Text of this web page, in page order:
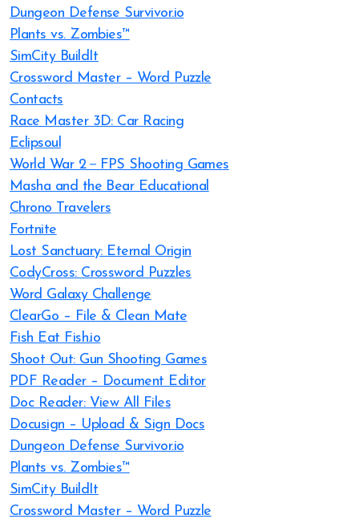
Dungeon Defense Survivor.io
Plants vs. Zombies™
SimCity BuildIt
Crossword Master – Word Puzzle
Contacts
Race Master 3D: Car Racing
Eclipsoul
World War 2－FPS Shooting Games
Masha and the Bear Educational
Chrono Travelers
Fortnite
Lost Sanctuary: Eternal Origin
CodyCross: Crossword Puzzles
Word Galaxy Challenge
ClearGo – File & Clean Mate
Fish Eat Fish.io
Shoot Out: Gun Shooting Games
PDF Reader – Document Editor
Doc Reader: View All Files
Docusign – Upload & Sign Docs
Dungeon Defense Survivor.io
Plants vs. Zombies™
SimCity BuildIt
Crossword Master – Word Puzzle